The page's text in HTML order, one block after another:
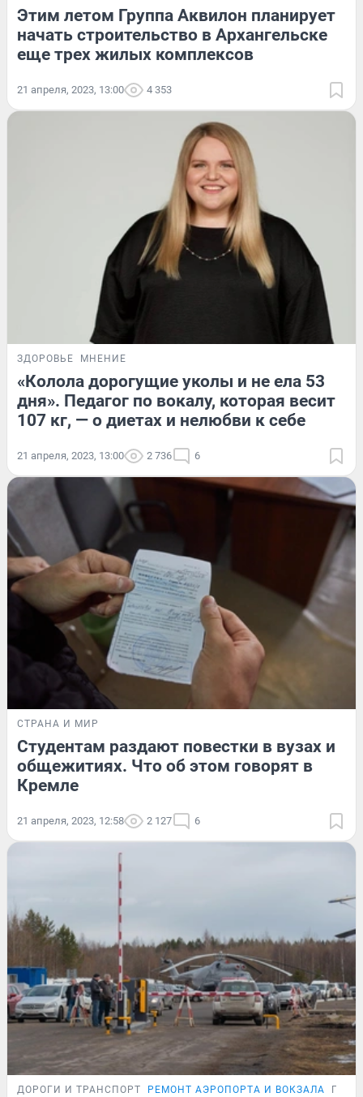
Этим летом Группа Аквилон планирует
начать строительство в Архангельске
еще трех жилых комплексов
21 апреля, 2023, 13:00 4 353
ЗДОРОВЬЕ МНЕНИЕ
«Колола дорогущие уколы и не ела 53
дня». Педагог по вокалу, которая весит
107 кг, — о диетах и нелюбви к себе
21 апреля, 2023, 13:00 2 736 6
СТРАНА И МИР
Студентам раздают повестки в вузах и
общежитиях. Что об этом говорят в
Кремле
21 апреля, 2023, 12:58 2 127 6
ДОРОГИ И ТРАНСПОРТ РЕМОНТ АЭРОПОРТА И ВОКЗАЛА